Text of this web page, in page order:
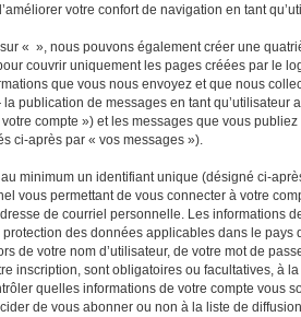
votre confort de navigation en tant
« », nous pouvons également créer une
couvrir uniquement les pages créées par le
que vous nous envoyez et que nous
publication de messages en tant qu’utilisateur
compte ») et les messages que vous
ci-après par « vos messages »).
minimum un identifiant unique (désigné ci-
vous permettant de vous connecter à votre
de courriel personnelle. Les informations
des données applicables dans le pays
de votre nom d’utilisateur, de votre mot de
inscription, sont obligatoires ou facultatives, à
quelles informations de votre compte vous
de vous abonner ou non à la liste de